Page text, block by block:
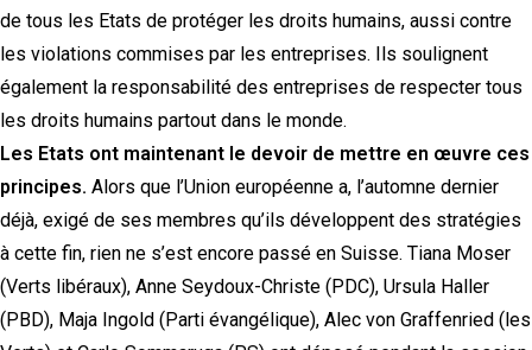
de tous les Etats de protéger les droits humains, aussi contre
les violations commises par les entreprises. Ils soulignent
également la responsabilité des entreprises de respecter tous
les droits humains partout dans le monde.
Les Etats ont maintenant le devoir de mettre en œuvre ces
principes. Alors que l’Union européenne a, l’automne dernier
déjà, exigé de ses membres qu’ils développent des stratégies
à cette fin, rien ne s’est encore passé en Suisse. Tiana Moser
(Verts libéraux), Anne Seydoux-Christe (PDC), Ursula Haller
(PBD), Maja Ingold (Parti évangélique), Alec von Graffenried (les